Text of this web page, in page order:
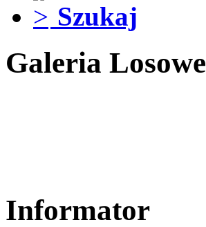
Szukaj
Galeria Losowe
Informator